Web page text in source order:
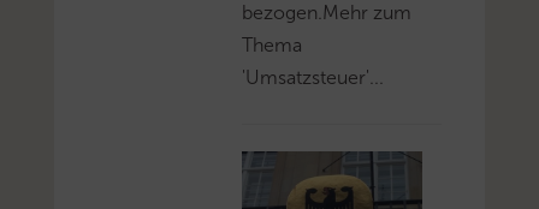
bezogen.Mehr zum
Thema
'Umsatzsteuer'...